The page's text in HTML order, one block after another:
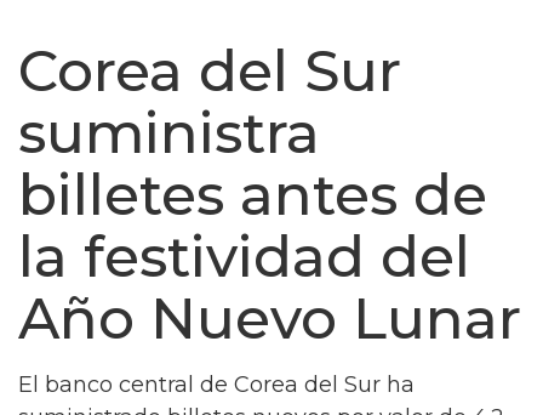
Corea del Sur
suministra
billetes antes de
la festividad del
Año Nuevo Lunar
El banco central de Corea del Sur ha